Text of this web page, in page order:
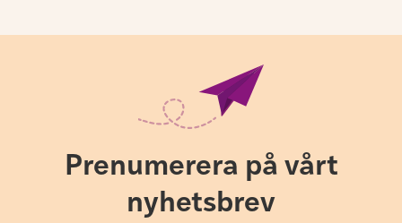
Prenumerera på vårt
nyhetsbrev